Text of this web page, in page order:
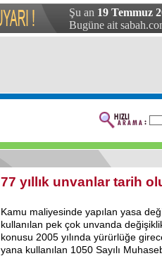
Şu an 19 Temmuz
Bugüne ait
77 yıllık unvanlar tarih
Kamu maliyesinde yapılan yasa
kullanılan pek çok unvanda
konusu 2005 yılında yürürlüğe
yana kullanılan 1050 Sayılı